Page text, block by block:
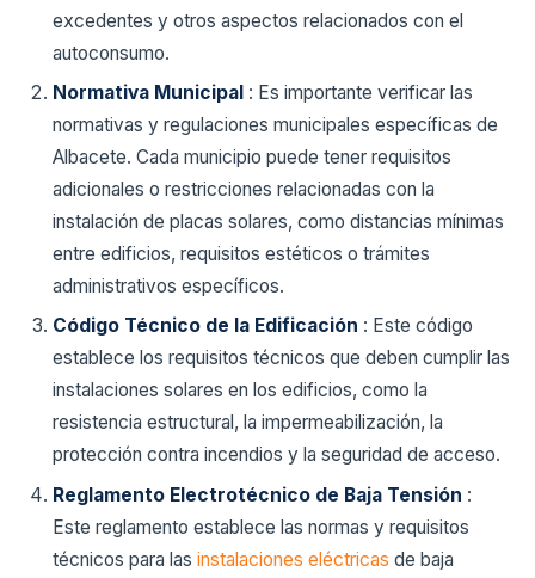
excedentes y otros aspectos relacionados con el
autoconsumo.
Normativa Municipal : Es importante verificar las
normativas y regulaciones municipales específicas de
Albacete. Cada municipio puede tener requisitos
adicionales o restricciones relacionadas con la
instalación de placas solares, como distancias mínimas
entre edificios, requisitos estéticos o trámites
administrativos específicos.
Código Técnico de la Edificación : Este código
establece los requisitos técnicos que deben cumplir las
instalaciones solares en los edificios, como la
resistencia estructural, la impermeabilización, la
protección contra incendios y la seguridad de acceso.
Reglamento Electrotécnico de Baja Tensión :
Este reglamento establece las normas y requisitos
técnicos para las instalaciones eléctricas de baja